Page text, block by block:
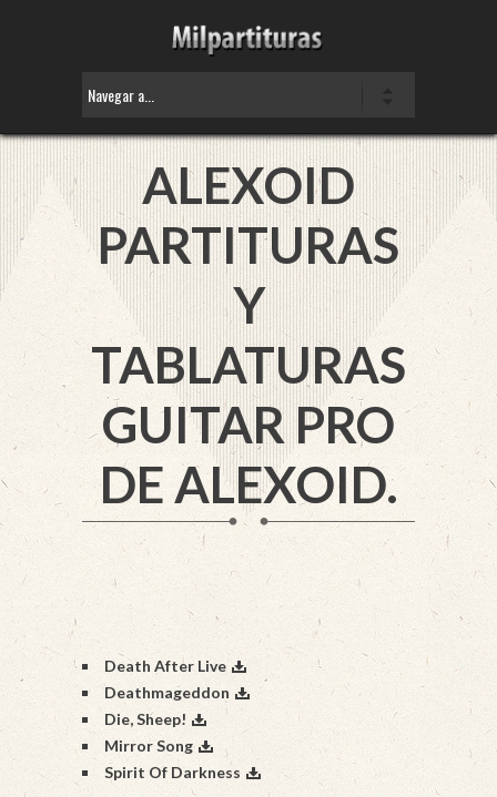
ALEXOID
PARTITURAS
Y
TABLATURAS
GUITAR PRO
DE ALEXOID.
Death After Live
Deathmageddon
Die, Sheep!
Mirror Song
Spirit Of Darkness